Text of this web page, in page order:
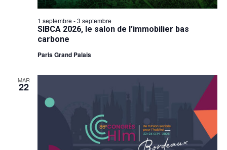
SIBCA 2026, le salon de l’immobilier bas
carbone
1 septembre -3 septembre
Paris Grand Palais
MAR
22